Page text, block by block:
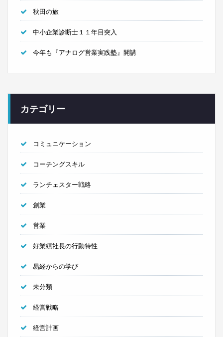
秋田の旅
中小企業診断士１１年目突入
今年も『アナログ営業実践塾』開講
カテゴリー
コミュニケーション
コーチングスキル
ランチェスター戦略
創業
営業
好業績社長の行動特性
易経からの学び
未分類
経営戦略
経営計画